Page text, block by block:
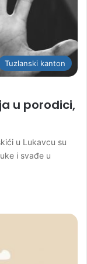
Tuzlanski kanton
u porodici,
u Lukavcu su
i svađe u